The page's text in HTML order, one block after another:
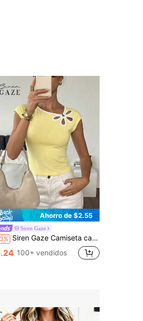
Ahorro de $2.55
Siren Gaze
Siren Gaze Camiseta casual de uso diario con diseño calado para mujer
100+ vendidos